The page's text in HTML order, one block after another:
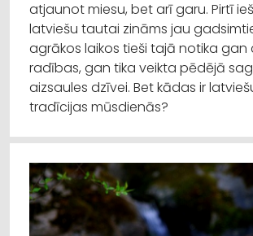
atjaunot miesu, bet arī garu. Pirtī
latviešu tautai zināms jau
agrākos laikos tieši tajā notika gan
radības, gan tika veikta pēdējā
aizsaules dzīvei. Bet kādas ir
tradīcijas mūsdienās?